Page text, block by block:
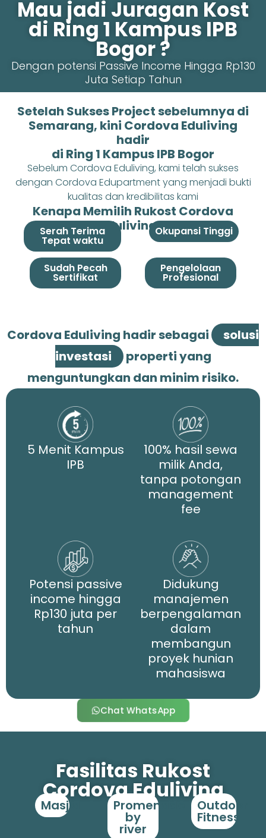
Mau jadi Juragan Kost
di Ring 1 Kampus IPB
Bogor ?
Dengan potensi Passive Income Hingga Rp130
Juta Setiap Tahun
Setelah Sukses Project sebelumnya di
Semarang, kini Cordova Eduliving
hadir
di Ring 1 Kampus IPB Bogor
Sebelum Cordova Eduliving, kami telah sukses
dengan Cordova Edupartment yang menjadi bukti
kualitas dan kredibilitas kami
Kenapa Memilih Rukost Cordova
Eduliving ?
Serah Terima
Tepat waktu
Okupansi Tinggi
Sudah Pecah
Sertifikat
Pengelolaan
Profesional
Cordova Eduliving hadir sebagai
solusi
investasi
properti yang
menguntungkan dan minim risiko.
5 Menit Kampus
IPB
100% hasil sewa
milik Anda,
tanpa potongan
management
fee
Potensi passive
income hingga
Rp130 juta per
tahun
Didukung
manajemen
berpengalaman
dalam
membangun
proyek hunian
mahasiswa
Chat WhatsApp
Fasilitas Rukost
Cordova Eduliving
Masjid Promenade
by
river
Outdoor
Fitness